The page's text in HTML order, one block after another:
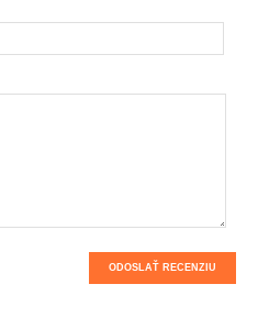
ODOSLAŤ RECENZIU